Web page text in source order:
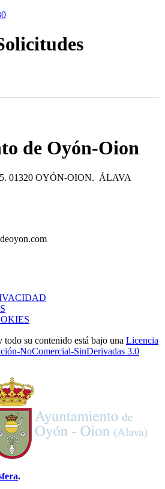
de Oyón-Oion
01320 OYÓN-OION. ÁLAVA
todo su contenido está bajo una Licencia
NoComercial-SinDerivadas 3.0
.